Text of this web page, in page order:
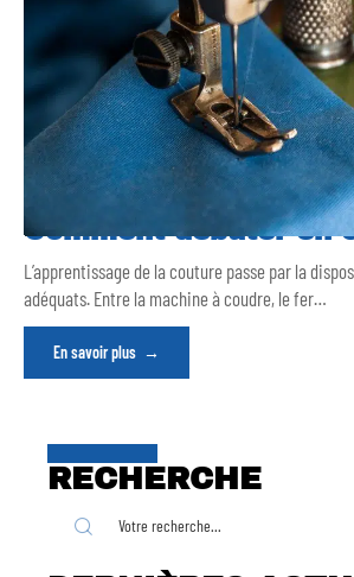
Comment débuter en
L’apprentissage de la couture passe par la
adéquats. Entre la machine à coudre, le fer…
En savoir plus
RECHERCHE